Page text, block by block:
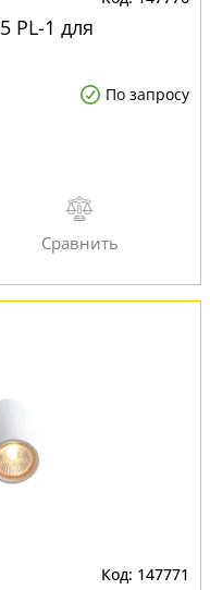
PL-1 для
По запросу
147771